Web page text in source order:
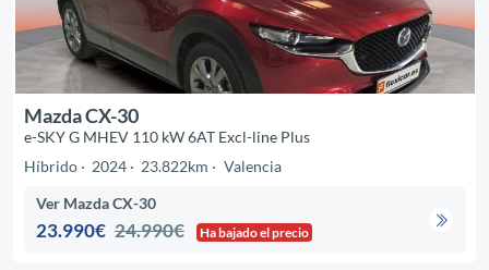
Mazda CX-30
e-SKY G MHEV 110 kW 6AT Excl-line Plus
Híbrido
2024 23.822km Valencia
Ver Mazda CX-30
23.990€ 24.990€ Ha bajado el precio